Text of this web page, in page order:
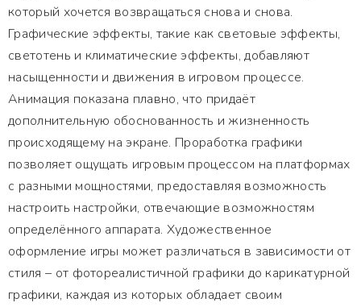
который хочется возвращаться снова и снова.
Графические эффекты, такие как световые эффекты,
светотень и климатические эффекты, добавляют
насыщенности и движения в игровом процессе.
Анимация показана плавно, что придаёт
дополнительную обоснованность и жизненность
происходящему на экране. Проработка графики
позволяет ощущать игровым процессом на платформах
с разными мощностями, предоставляя возможность
настроить настройки, отвечающие возможностям
определённого аппарата. Художественное
оформление игры может различаться в зависимости от
стиля – от фотореалистичной графики до карикатурной
графики, каждая из которых обладает своим